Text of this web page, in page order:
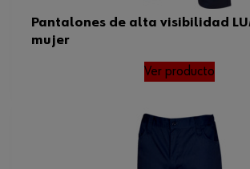
Pantalones de alta visibilidad
mujer
Ver producto